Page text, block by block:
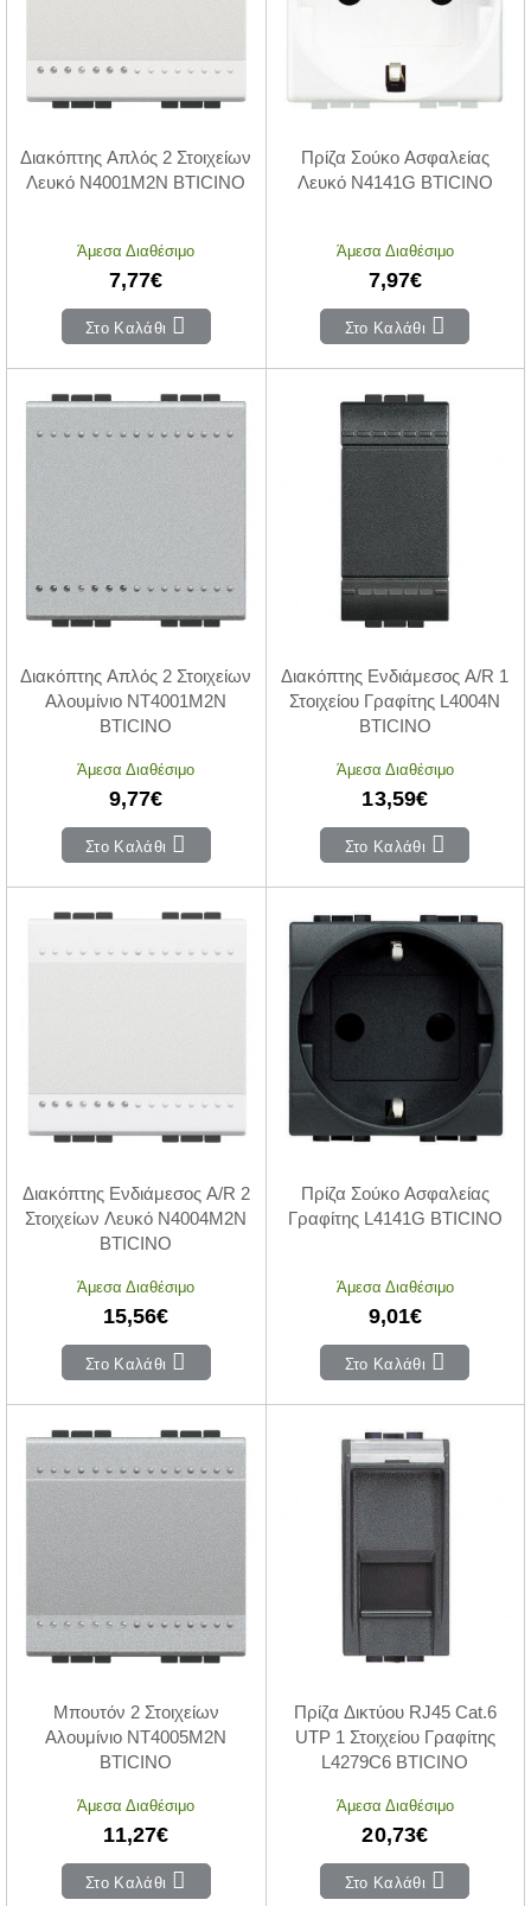
Διακόπτης Απλός 2 Στοιχείων
Λευκό N4001M2N BTICINO
Άμεσα Διαθέσιμο
7,77€
Στο Καλάθι
Πρίζα Σούκο Ασφαλείας
Λευκό N4141G BTICINO
Άμεσα Διαθέσιμο
7,97€
Στο Καλάθι
Διακόπτης Απλός 2 Στοιχείων
Αλουμίνιο NT4001M2N
BTICINO
Άμεσα Διαθέσιμο
9,77€
Στο Καλάθι
Διακόπτης Ενδιάμεσος A/R 1
Στοιχείου Γραφίτης L4004N
BTICINO
Άμεσα Διαθέσιμο
13,59€
Στο Καλάθι
Διακόπτης Ενδιάμεσος A/R 2
Στοιχείων Λευκό N4004M2N
BTICINO
Άμεσα Διαθέσιμο
15,56€
Στο Καλάθι
Πρίζα Σούκο Ασφαλείας
Γραφίτης L4141G BTICINO
Άμεσα Διαθέσιμο
9,01€
Στο Καλάθι
Μπουτόν 2 Στοιχείων
Αλουμίνιο NT4005M2N
BTICINO
Άμεσα Διαθέσιμο
11,27€
Στο Καλάθι
Πρίζα Δικτύου RJ45 Cat.6
UTP 1 Στοιχείου Γραφίτης
L4279C6 BTICINO
Άμεσα Διαθέσιμο
20,73€
Στο Καλάθι